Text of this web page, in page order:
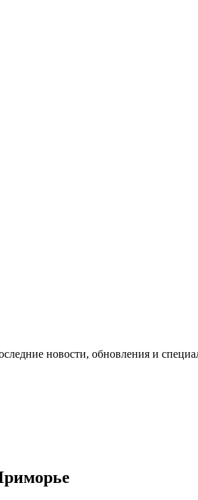
новости, обновления и